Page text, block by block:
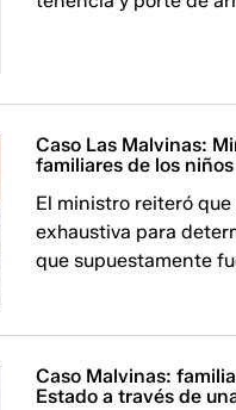
Caso Las Malvinas:
familiares de los
El ministro reiteró
exhaustiva para
que supuestamente
Caso Malvinas:
Estado a través de